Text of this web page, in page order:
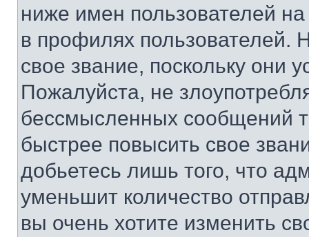
ниже имен пользователей
в профилях
свое звание, поскольку они
Пожалуйста, не
бессмысленных сообщений
быстрее повысить свое
добьетесь лишь того, что
уменьшит количество
вы очень хотите изменить